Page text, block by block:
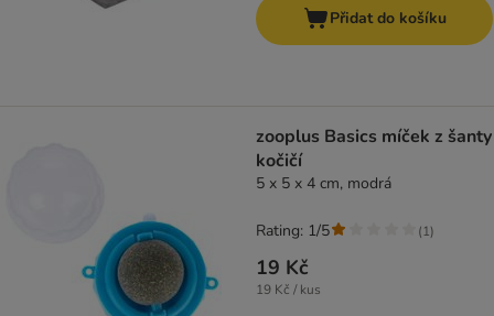
Přidat do košíku
zooplus Basics míček z šanty
kočičí
5 x 5 x 4 cm, modrá
19 Kč
19 Kč / kus
Rating: 1/5 (1)